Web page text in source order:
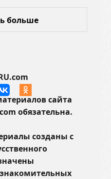
больше
сайта
обязательна.
созданы с